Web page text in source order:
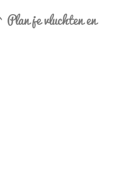
Plan je vluchten en